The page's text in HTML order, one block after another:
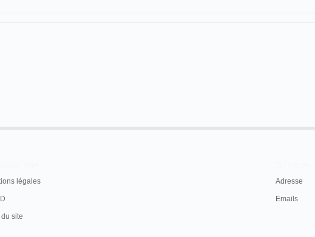
légales
du site
Adresse
Emails